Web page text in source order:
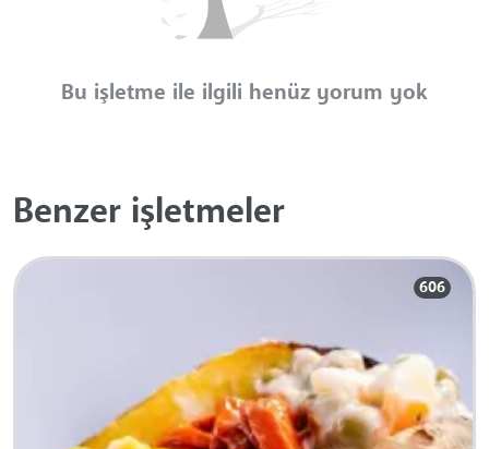
Bu işletme ile ilgili henüz yorum yok
Benzer işletmeler
606